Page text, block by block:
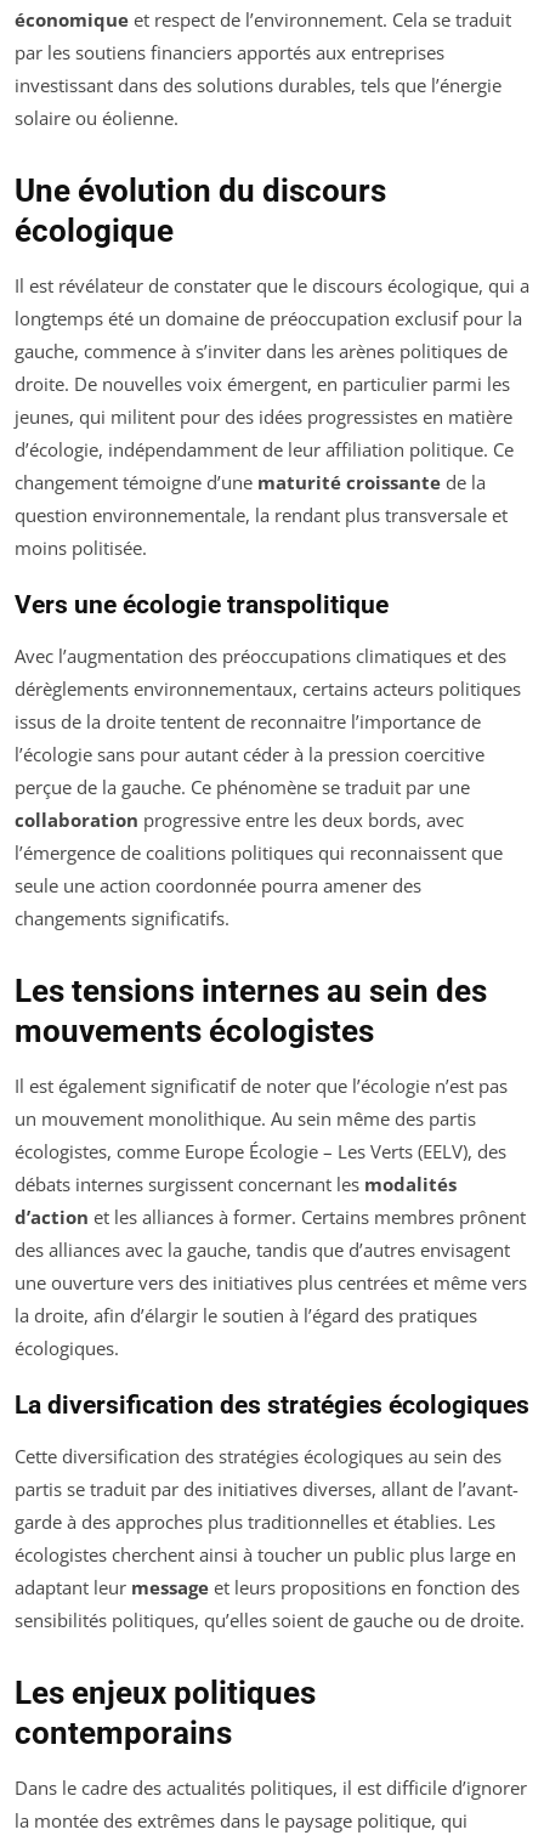
économique et respect de l’environnement. Cela se traduit
par les soutiens financiers apportés aux entreprises
investissant dans des solutions durables, tels que l’énergie
solaire ou éolienne.
Une évolution du discours
écologique
Il est révélateur de constater que le discours écologique, qui a
longtemps été un domaine de préoccupation exclusif pour la
gauche, commence à s’inviter dans les arènes politiques de
droite. De nouvelles voix émergent, en particulier parmi les
jeunes, qui militent pour des idées progressistes en matière
d’écologie, indépendamment de leur affiliation politique. Ce
changement témoigne d’une maturité croissante de la
question environnementale, la rendant plus transversale et
moins politisée.
Vers une écologie transpolitique
Avec l’augmentation des préoccupations climatiques et des
dérèglements environnementaux, certains acteurs politiques
issus de la droite tentent de reconnaitre l’importance de
l’écologie sans pour autant céder à la pression coercitive
perçue de la gauche. Ce phénomène se traduit par une
collaboration progressive entre les deux bords, avec
l’émergence de coalitions politiques qui reconnaissent que
seule une action coordonnée pourra amener des
changements significatifs.
Les tensions internes au sein des
mouvements écologistes
Il est également significatif de noter que l’écologie n’est pas
un mouvement monolithique. Au sein même des partis
écologistes, comme Europe Écologie – Les Verts (EELV), des
débats internes surgissent concernant les modalités
d’action et les alliances à former. Certains membres prônent
des alliances avec la gauche, tandis que d’autres envisagent
une ouverture vers des initiatives plus centrées et même vers
la droite, afin d’élargir le soutien à l’égard des pratiques
écologiques.
La diversification des stratégies écologiques
Cette diversification des stratégies écologiques au sein des
partis se traduit par des initiatives diverses, allant de l’avant-
garde à des approches plus traditionnelles et établies. Les
écologistes cherchent ainsi à toucher un public plus large en
adaptant leur message et leurs propositions en fonction des
sensibilités politiques, qu’elles soient de gauche ou de droite.
Les enjeux politiques
contemporains
Dans le cadre des actualités politiques, il est difficile d’ignorer
la montée des extrêmes dans le paysage politique, qui